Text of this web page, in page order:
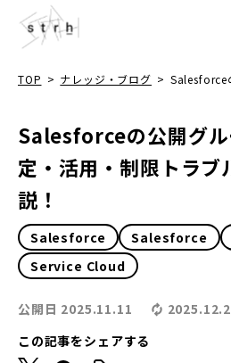
TOP > ナレッジ・ブログ > Salesforce
Salesforceの公開グル
定・活用・制限トラブ
説！
Salesforce Salesforce
Service Cloud
公開日 2025.11.11
この記事をシェアする